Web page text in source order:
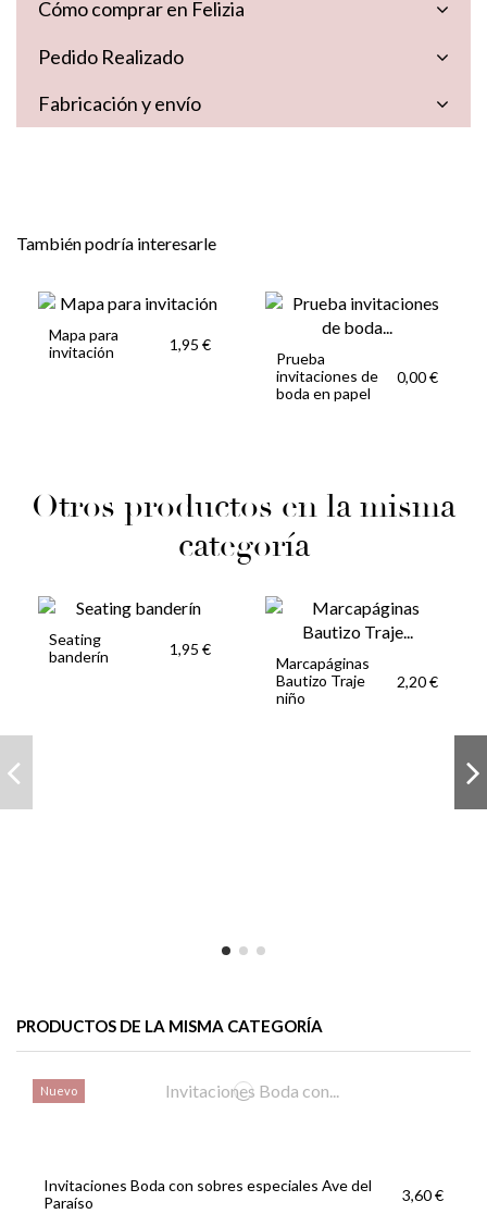
Cómo comprar en Felizia
Pedido Realizado
Fabricación y envío
También podría interesarle
Mapa para
invitación
1,95 €
Prueba
invitaciones de
boda en papel
0,00 €
Otros productos en la misma
categoría
Seating
banderín
1,95 €
Marcapáginas
Bautizo Traje
niño
2,20 €
PRODUCTOS DE LA MISMA CATEGORÍA
Nuevo
Invitaciones Boda con sobres especiales Ave del
Paraíso
3,60 €